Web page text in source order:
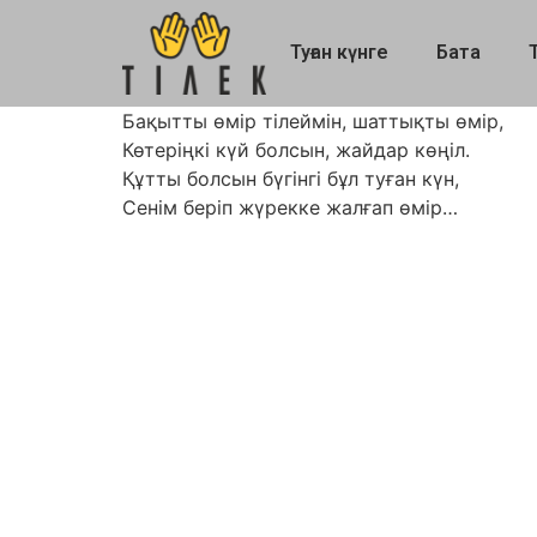
Туған күнге Бата
Бақытты өмір тілеймін, шаттықты өмір,
Көтеріңкі күй болсын, жайдар көңіл.
Құтты болсын бүгінгі бұл туған күн,
Сенім беріп жүрекке жалғап өмір…